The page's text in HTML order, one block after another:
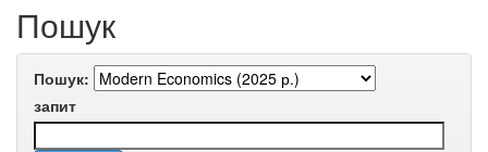
Пошук
Пошук:
запит